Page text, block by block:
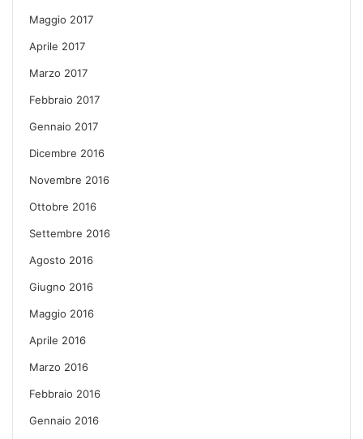
Maggio 2017
Aprile 2017
Marzo 2017
Febbraio 2017
Gennaio 2017
Dicembre 2016
Novembre 2016
Ottobre 2016
Settembre 2016
Agosto 2016
Giugno 2016
Maggio 2016
Aprile 2016
Marzo 2016
Febbraio 2016
Gennaio 2016